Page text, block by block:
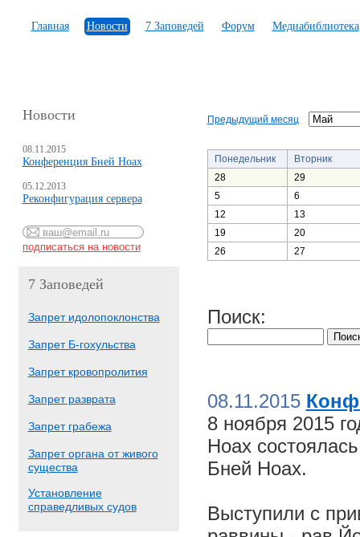
Главная Новости 7 Заповедей Форум Медиабиблиотека
Новости
08.11.2015
Конференция Бней Ноах
05.12.2013
Реконфигурация сервера
7 Заповедей
Запрет идолопоклонства
Запрет Б-гохульства
Запрет кровопролития
Запрет разврата
Запрет грабежа
Запрет органа от живого
существа
Установление
справедливых судов
Предыдущий месяц
Понедельник
Вторник
28
29
5
6
12
13
19
20
26
27
Поиск:
08.11.2015
8 ноября 2015
Ноах
Бней Ноах.
Выступили с